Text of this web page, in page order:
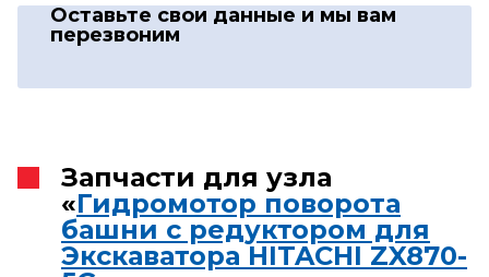
Оставьте свои данные и мы вам
перезвоним
Запчасти для узла
«Гидромотор поворота
башни с редуктором для
Экскаватора HITACHI ZX870-